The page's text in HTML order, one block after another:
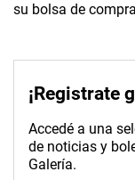
su bolsa de
¡Registrate
Accedé a una
de noticias y
Galería.